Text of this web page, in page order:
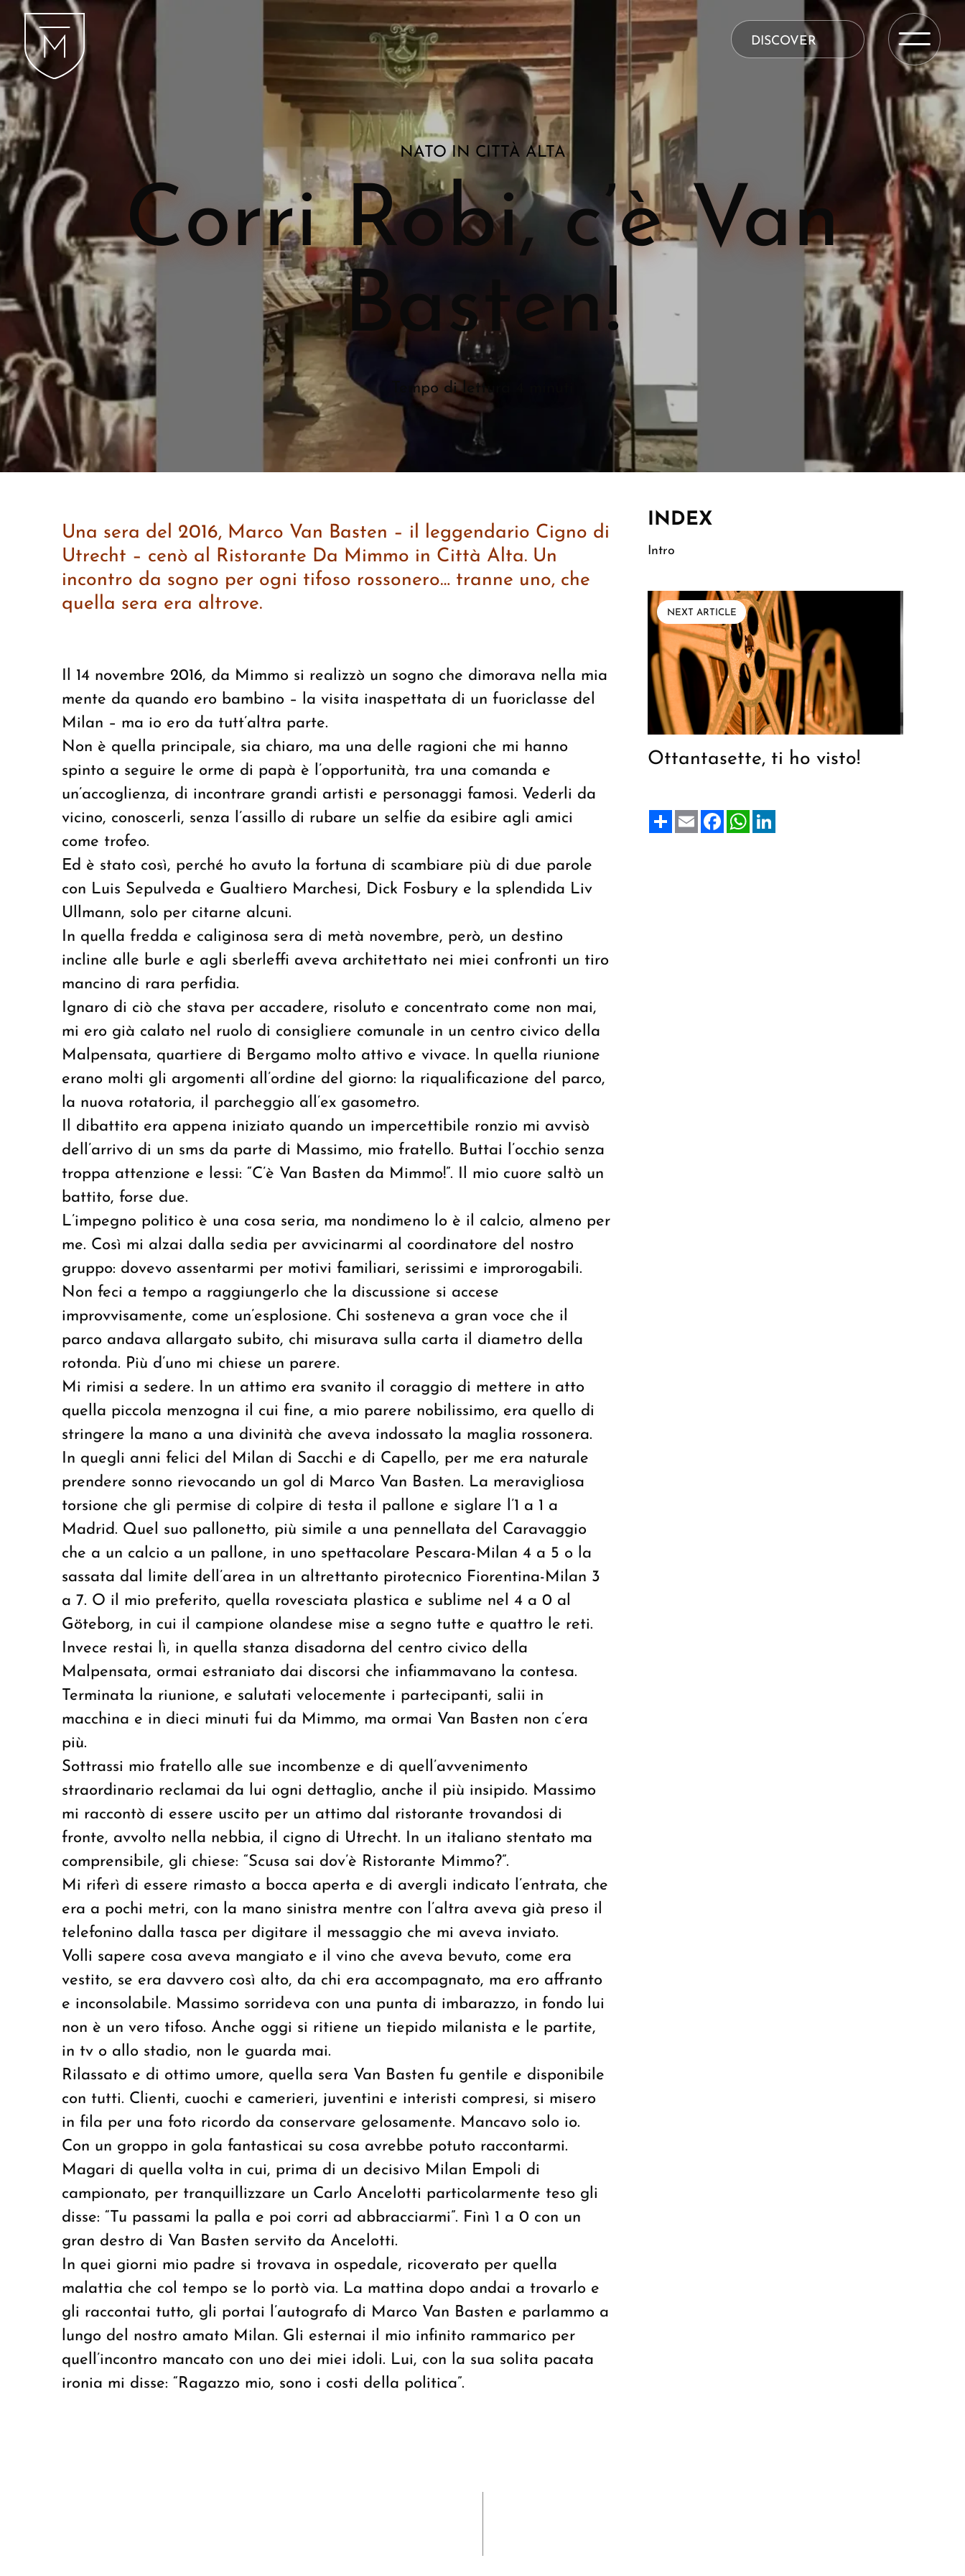
DISCOVER
NATO IN CITTÀ ALTA
Corri Robi, c’è Van
Basten!
Tempo di lettura 4 minuti
Una sera del 2016, Marco Van Basten – il leggendario Cigno di
Utrecht – cenò al Ristorante Da Mimmo in Città Alta. Un
incontro da sogno per ogni tifoso rossonero… tranne uno, che
quella sera era altrove.
Il 14 novembre 2016, da Mimmo si realizzò un sogno che dimorava nella mia
mente da quando ero bambino – la visita inaspettata di un fuoriclasse del
Milan – ma io ero da tutt’altra parte.
Non è quella principale, sia chiaro, ma una delle ragioni che mi hanno
spinto a seguire le orme di papà è l’opportunità, tra una comanda e
un’accoglienza, di incontrare grandi artisti e personaggi famosi. Vederli da
vicino, conoscerli, senza l’assillo di rubare un selfie da esibire agli amici
come trofeo.
Ed è stato così, perché ho avuto la fortuna di scambiare più di due parole
con Luis Sepulveda e Gualtiero Marchesi, Dick Fosbury e la splendida Liv
Ullmann, solo per citarne alcuni.
In quella fredda e caliginosa sera di metà novembre, però, un destino
incline alle burle e agli sberleffi aveva architettato nei miei confronti un tiro
mancino di rara perfidia.
Ignaro di ciò che stava per accadere, risoluto e concentrato come non mai,
mi ero già calato nel ruolo di consigliere comunale in un centro civico della
Malpensata, quartiere di Bergamo molto attivo e vivace. In quella riunione
erano molti gli argomenti all’ordine del giorno: la riqualificazione del parco,
la nuova rotatoria, il parcheggio all’ex gasometro.
Il dibattito era appena iniziato quando un impercettibile ronzio mi avvisò
dell’arrivo di un sms da parte di Massimo, mio fratello. Buttai l’occhio senza
troppa attenzione e lessi: “C’è Van Basten da Mimmo!”. Il mio cuore saltò un
battito, forse due.
L’impegno politico è una cosa seria, ma nondimeno lo è il calcio, almeno per
me. Così mi alzai dalla sedia per avvicinarmi al coordinatore del nostro
gruppo: dovevo assentarmi per motivi familiari, serissimi e improrogabili.
Non feci a tempo a raggiungerlo che la discussione si accese
improvvisamente, come un’esplosione. Chi sosteneva a gran voce che il
parco andava allargato subito, chi misurava sulla carta il diametro della
rotonda. Più d’uno mi chiese un parere.
Mi rimisi a sedere. In un attimo era svanito il coraggio di mettere in atto
quella piccola menzogna il cui fine, a mio parere nobilissimo, era quello di
stringere la mano a una divinità che aveva indossato la maglia rossonera.
In quegli anni felici del Milan di Sacchi e di Capello, per me era naturale
prendere sonno rievocando un gol di Marco Van Basten. La meravigliosa
torsione che gli permise di colpire di testa il pallone e siglare l’1 a 1 a
Madrid. Quel suo pallonetto, più simile a una pennellata del Caravaggio
che a un calcio a un pallone, in uno spettacolare Pescara-Milan 4 a 5 o la
sassata dal limite dell’area in un altrettanto pirotecnico Fiorentina-Milan 3
a 7. O il mio preferito, quella rovesciata plastica e sublime nel 4 a 0 al
Göteborg, in cui il campione olandese mise a segno tutte e quattro le reti.
Invece restai lì, in quella stanza disadorna del centro civico della
Malpensata, ormai estraniato dai discorsi che infiammavano la contesa.
Terminata la riunione, e salutati velocemente i partecipanti, salii in
macchina e in dieci minuti fui da Mimmo, ma ormai Van Basten non c’era
più.
Sottrassi mio fratello alle sue incombenze e di quell’avvenimento
straordinario reclamai da lui ogni dettaglio, anche il più insipido. Massimo
mi raccontò di essere uscito per un attimo dal ristorante trovandosi di
fronte, avvolto nella nebbia, il cigno di Utrecht. In un italiano stentato ma
comprensibile, gli chiese: “Scusa sai dov’è Ristorante Mimmo?”.
Mi riferì di essere rimasto a bocca aperta e di avergli indicato l’entrata, che
era a pochi metri, con la mano sinistra mentre con l’altra aveva già preso il
telefonino dalla tasca per digitare il messaggio che mi aveva inviato.
Volli sapere cosa aveva mangiato e il vino che aveva bevuto, come era
vestito, se era davvero così alto, da chi era accompagnato, ma ero affranto
e inconsolabile. Massimo sorrideva con una punta di imbarazzo, in fondo lui
non è un vero tifoso. Anche oggi si ritiene un tiepido milanista e le partite,
in tv o allo stadio, non le guarda mai.
Rilassato e di ottimo umore, quella sera Van Basten fu gentile e disponibile
con tutti. Clienti, cuochi e camerieri, juventini e interisti compresi, si misero
in fila per una foto ricordo da conservare gelosamente. Mancavo solo io.
Con un groppo in gola fantasticai su cosa avrebbe potuto raccontarmi.
Magari di quella volta in cui, prima di un decisivo Milan Empoli di
campionato, per tranquillizzare un Carlo Ancelotti particolarmente teso gli
disse: “Tu passami la palla e poi corri ad abbracciarmi”. Finì 1 a 0 con un
gran destro di Van Basten servito da Ancelotti.
In quei giorni mio padre si trovava in ospedale, ricoverato per quella
malattia che col tempo se lo portò via. La mattina dopo andai a trovarlo e
gli raccontai tutto, gli portai l’autografo di Marco Van Basten e parlammo a
lungo del nostro amato Milan. Gli esternai il mio infinito rammarico per
quell’incontro mancato con uno dei miei idoli. Lui, con la sua solita pacata
ironia mi disse: “Ragazzo mio, sono i costi della politica”.
INDEX
Intro
NEXT ARTICLE
Ottantasette, ti ho visto!
ShareEmailFacebookWhatsApp